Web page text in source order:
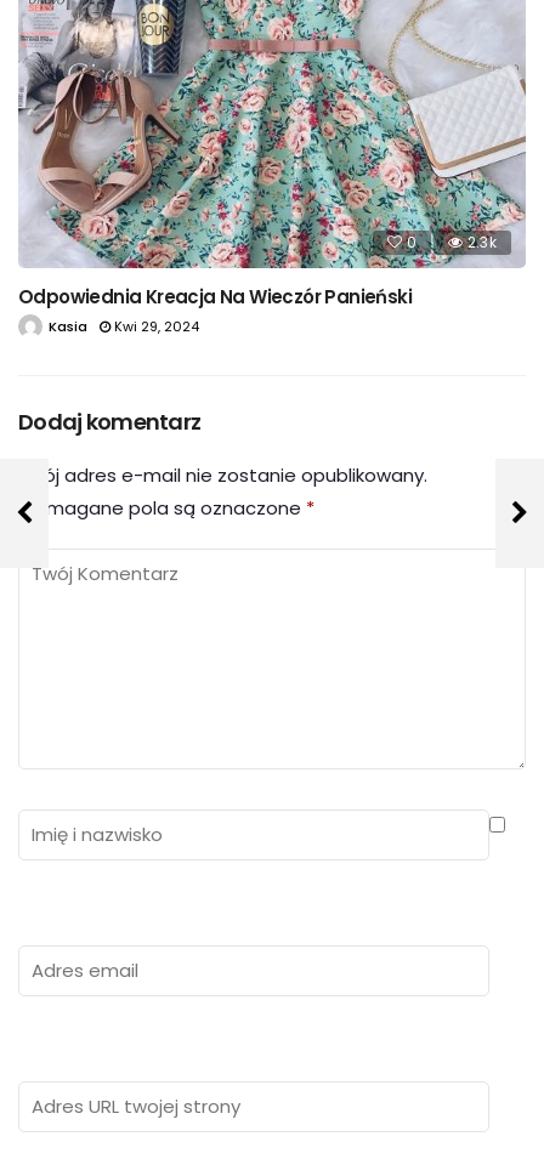
0 2.3k
Odpowiednia Kreacja Na Wieczór Panieński
Kasia Kwi 29, 2024
Dodaj komentarz
Twój adres e-mail nie zostanie opublikowany.
Wymagane pola są oznaczone *